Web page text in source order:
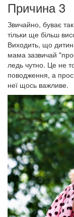
Причина 3
Звичайно, буває
тільки ще більш
Виходить, що
мама зазвичай
ледь чутно. Це не
поводження, а
неї щось важливе.